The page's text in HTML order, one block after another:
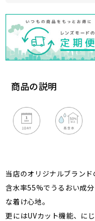
商品の説明
当店のオリジナルブラン
含水率55%でうるおい成
な着け心地。
更にはUVカット機能、に